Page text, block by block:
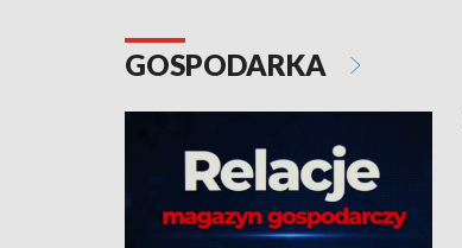
GOSPODARKA